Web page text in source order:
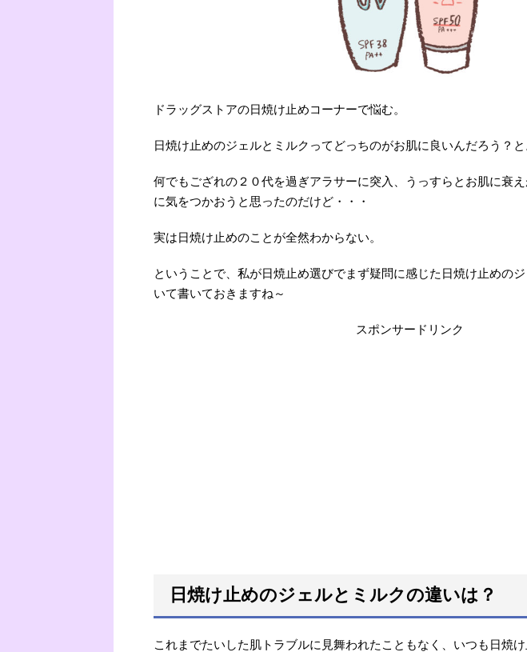
ドラッグストアの日焼け止めコーナーで悩む。
日焼け止めのジェルとミルクってどっちのがお肌に良いんだろう？と
何でもござれの２０代を過ぎアラサーに突入、うっすらとお肌に衰
に気をつかおうと思ったのだけど・・・
実は日焼け止めのことが全然わからない。
ということで、私が日焼止め選びでまず疑問に感じた日焼け止めの
いて書いておきますね～
スポンサードリンク
日焼け止めのジェルとミルクの違いは？
これまでたいした肌トラブルに見舞われたこともなく、いつも日焼